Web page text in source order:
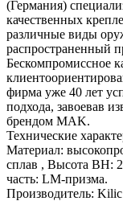
(Германия)
качественных
различные виды
распространенный
Бескомпромиссное
фирма уже 40 лет
подхода, завоевав
брендом MAK.
Технические
Материал:
сплав , Высота ВН:
часть: LM-призма.
Производитель: